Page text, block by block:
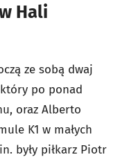
Hali
ze sobą dwaj
który po ponad
oraz Alberto
K1 w małych
były piłkarz Piotr